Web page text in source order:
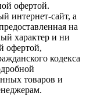
офертой.
интернет-сайт, а
на
характер и ни
офертой,
кодекса
товаров и